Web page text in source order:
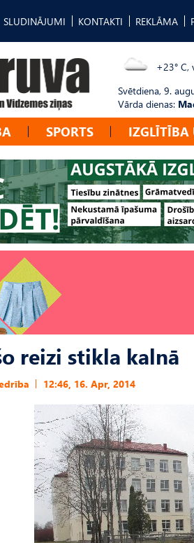
SLUDINĀJUMI KONTAKTI REKLĀMA
+23° C,
Svētdiena, 9.
Vārda dienas:
SPORTS IZGLĪTĪBA
reizi stikla kalnā
12:46, 16. Apr, 2014